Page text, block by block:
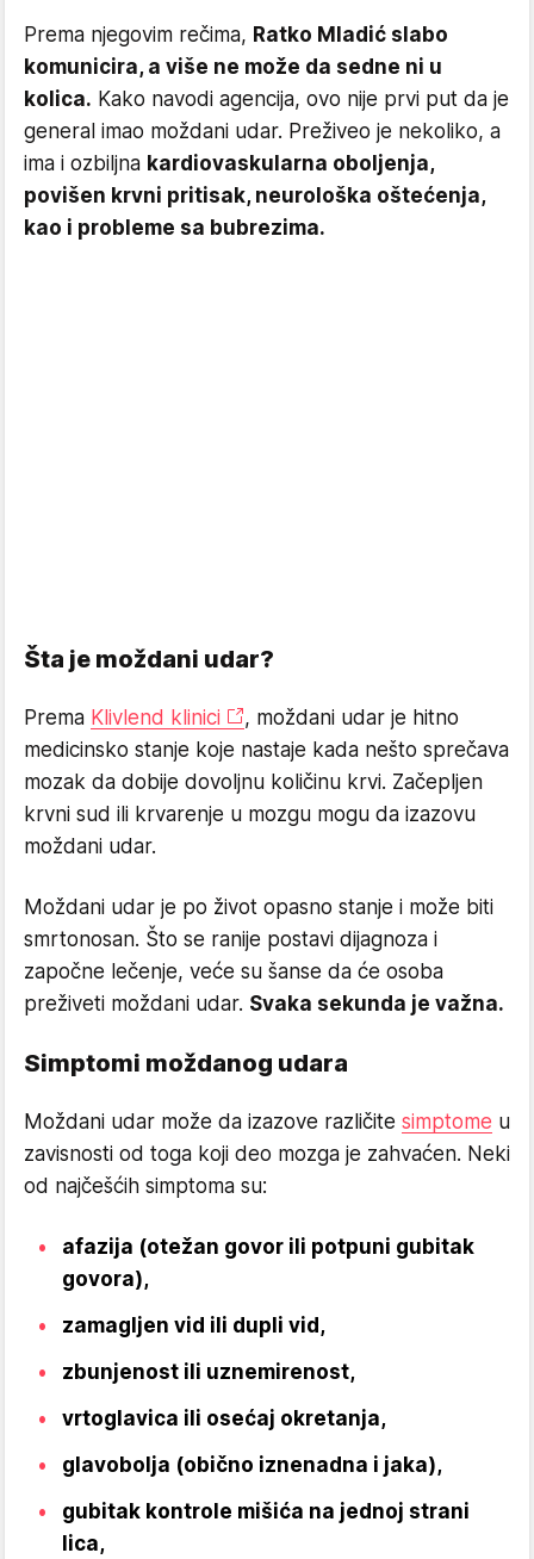
Prema njegovim rečima, Ratko Mladić slabo
komunicira, a više ne može da sedne ni u
kolica. Kako navodi agencija, ovo nije prvi put da je
general imao moždani udar. Preživeo je nekoliko, a
ima i ozbiljna kardiovaskularna oboljenja,
povišen krvni pritisak, neurološka oštećenja,
kao i probleme sa bubrezima.
Šta je moždani udar?
Prema Klivlend klinici
, moždani udar je hitno
medicinsko stanje koje nastaje kada nešto sprečava
mozak da dobije dovoljnu količinu krvi. Začepljen
krvni sud ili krvarenje u mozgu mogu da izazovu
moždani udar.
Moždani udar je po život opasno stanje i može biti
smrtonosan. Što se ranije postavi dijagnoza i
započne lečenje, veće su šanse da će osoba
preživeti moždani udar. Svaka sekunda je važna.
Simptomi moždanog udara
Moždani udar može da izazove različite simptome u
zavisnosti od toga koji deo mozga je zahvaćen. Neki
od najčešćih simptoma su:
afazija (otežan govor ili potpuni gubitak
govora),
zamagljen vid ili dupli vid,
zbunjenost ili uznemirenost,
vrtoglavica ili osećaj okretanja,
glavobolja (obično iznenadna i jaka),
gubitak kontrole mišića na jednoj strani
lica,